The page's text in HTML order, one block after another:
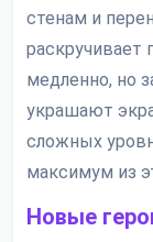
стенам и
раскручивает
медленно, но
украшают
сложных
максимум из
Новые